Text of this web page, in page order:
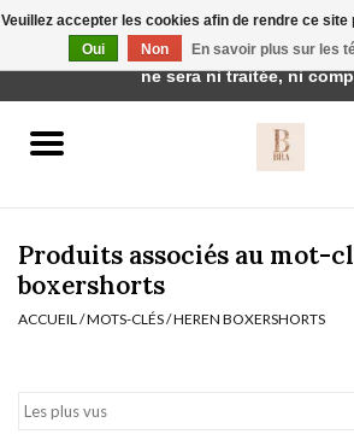
vêtements de nuit
Produits associés au mot-
boxershorts
ACCUEIL /MOTS-CLÉS/HEREN BOXERSHORTS
Veuillez accepter les cookies afin de rendre ce
Oui
Non En savoir plus sur les
Cette boutique est en construction.
ne sera ni traitée, ni